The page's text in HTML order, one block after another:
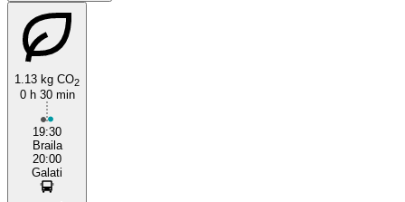
1.13 kg CO2
0 h 30 min
19:30
Braila
20:00
Galati